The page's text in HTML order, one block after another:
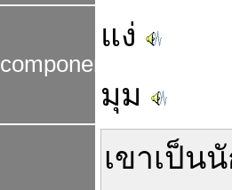
components
แง่
มุม
เขาเป็น